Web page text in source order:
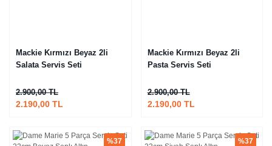
Mackie Kırmızı Beyaz 2li
Salata Servis Seti
2.900,00 TL
2.190,00 TL
Mackie Kırmızı Beyaz 2li
Pasta Servis Seti
2.900,00 TL
2.190,00 TL
%37 %37